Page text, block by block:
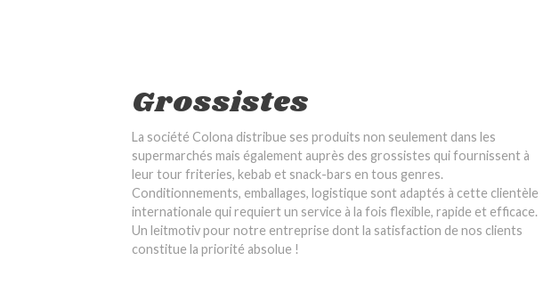
Grossistes
La société Colona distribue ses produits non seulement dans les
supermarchés mais également auprès des grossistes qui fournissent à
leur tour friteries, kebab et snack-bars en tous genres.
Conditionnements, emballages, logistique sont adaptés à cette clientèle
internationale qui requiert un service à la fois flexible, rapide et efficace.
Un leitmotiv pour notre entreprise dont la satisfaction de nos clients
constitue la priorité absolue !